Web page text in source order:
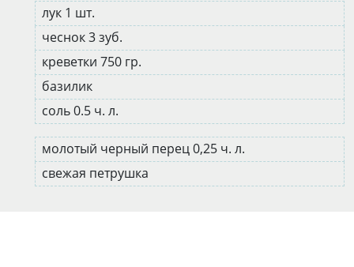
лук 1 шт.
чеснок 3 зуб.
креветки 750 гр.
базилик
соль 0.5 ч. л.
молотый черный перец 0,25 ч. л.
свежая петрушка